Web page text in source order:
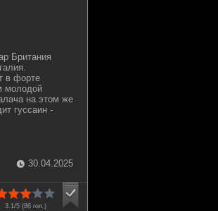
Британия
в форте
молодой
на этом же
гуссаин -
30.04.2025
3.1/5 (86 гол.)